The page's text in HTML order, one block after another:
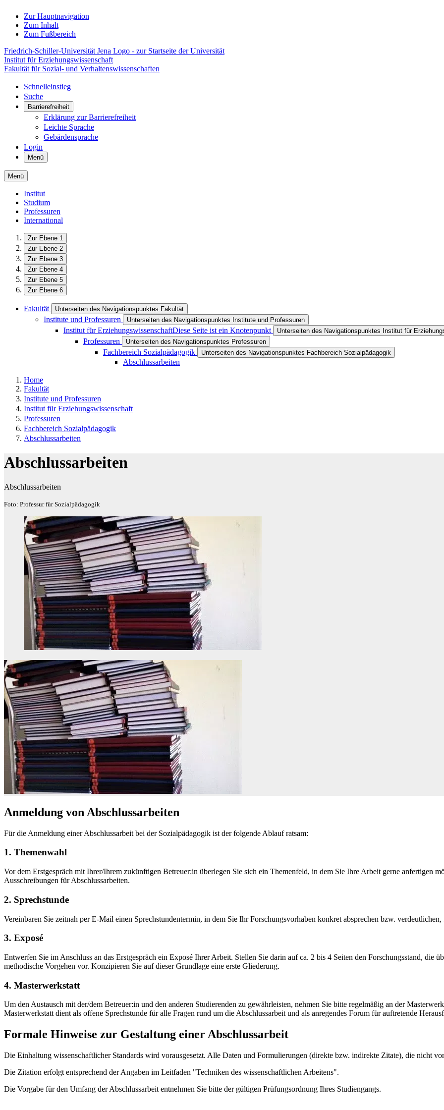
Zur Hauptnavigation
Zum Inhalt
Zum Fußbereich
Friedrich-Schiller-Universität Jena Logo - zur Startseite der Universität
Institut für Erziehungswissenschaft
Fakultät für Sozial- und Verhaltenswissenschaften
Schnelleinstieg
Suche
Barrierefreiheit
Erklärung zur Barrierefreiheit
Leichte Sprache
Gebärdensprache
Login
Menü
Menü
Institut
Studium
Professuren
International
Zur Ebene 1
Zur Ebene 2
Zur Ebene 3
Zur Ebene 4
Zur Ebene 5
Zur Ebene 6
Fakultät Unterseiten des Navigationspunktes Fakultät
Institute und Professuren Unterseiten des Navigationspunktes Institute und Professuren
Institut für ErziehungswissenschaftDiese Seite ist ein Knotenpunkt Unterseiten des Navigationspunktes Institut für
Professuren Unterseiten des Navigationspunktes Professuren
Fachbereich Sozialpädagogik Unterseiten des Navigationspunktes Fachbereich Sozialpädagogik
Abschlussarbeiten
Home
Fakultät
Institute und Professuren
Institut für Erziehungswissenschaft
Professuren
Fachbereich Sozialpädagogik
Abschlussarbeiten
Abschlussarbeiten
Abschlussarbeiten
Foto: Professur für Sozialpädagogik
Anmeldung von Abschlussarbeiten
Für die Anmeldung einer Abschlussarbeit bei der Sozialpädagogik ist der folgende Ablauf ratsam:
1. Themenwahl
Vor dem Erstgespräch mit Ihrer/Ihrem zukünftigen Betreuer:in überlegen Sie sich ein Themenfeld, in dem Sie Ihre Arbeit gerne anfertigen
Ausschreibungen für Abschlussarbeiten.
2. Sprechstunde
Vereinbaren Sie zeitnah per E-Mail einen Sprechstundentermin, in dem Sie Ihr Forschungsvorhaben konkret absprechen bzw.
3. Exposé
Entwerfen Sie im Anschluss an das Erstgespräch ein Exposé Ihrer Arbeit. Stellen Sie darin auf ca. 2 bis 4 Seiten den Forschungsstand, die
methodische Vorgehen vor. Konzipieren Sie auf dieser Grundlage eine erste Gliederung.
4. Masterwerkstatt
Um den Austausch mit der/dem Betreuer:in und den anderen Studierenden zu gewährleisten, nehmen Sie bitte regelmäßig an der
Masterwerkstatt dient als offene Sprechstunde für alle Fragen rund um die Abschlussarbeit und als anregendes Forum für auftretende
Formale Hinweise zur Gestaltung einer Abschlussarbeit
Die Einhaltung wissenschaftlicher Standards wird vorausgesetzt. Alle Daten und Formulierungen (direkte bzw. indirekte Zitate), die nicht
Die Zitation erfolgt entsprechend der Angaben im Leitfaden "Techniken des wissenschaftlichen Arbeitens".
Die Vorgabe für den Umfang der Abschlussarbeit entnehmen Sie bitte der gültigen Prüfungsordnung Ihres Studiengangs.